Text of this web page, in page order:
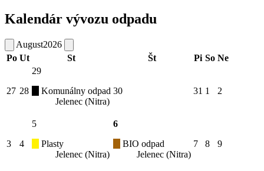
Kalendár vývozu odpadu
August2026
Po Ut St Št Pi So Ne
27 28
29
Komunálny odpad
Jelenec (Nitra)
30 31 1 2
3 4
5
Plasty
Jelenec (Nitra)
6
BIO odpad
Jelenec (Nitra)
7 8 9